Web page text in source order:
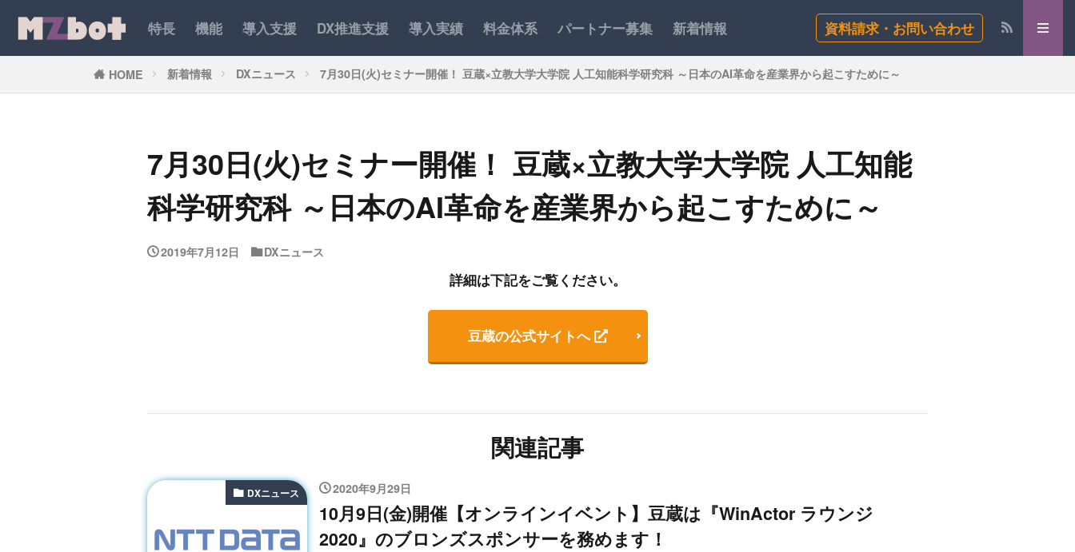
特長 機能 導入支援 DX推進支援 導入実績 料金体系 パートナー募集 新着情報 資料請求・お問い合わせ
HOME 新着情報 DXニュース 7月30日(火)セミナー開催！ 豆蔵×立教大学大学院 人工知能科学研究科 ～日本のAI革命を産業界から起こすために～
7月30日(火)セミナー開催！ 豆蔵×立教大学大学院 人工知能
科学研究科 ～日本のAI革命を産業界から起こすために～
2019年7月12日 DXニュース
詳細は下記をご覧ください。
豆蔵の公式サイトへ
関連記事
DXニュース 2020年9月29日
10月9日(金)開催【オンラインイベント】豆蔵は『WinActor ラウンジ
2020』のブロンズスポンサーを務めます！